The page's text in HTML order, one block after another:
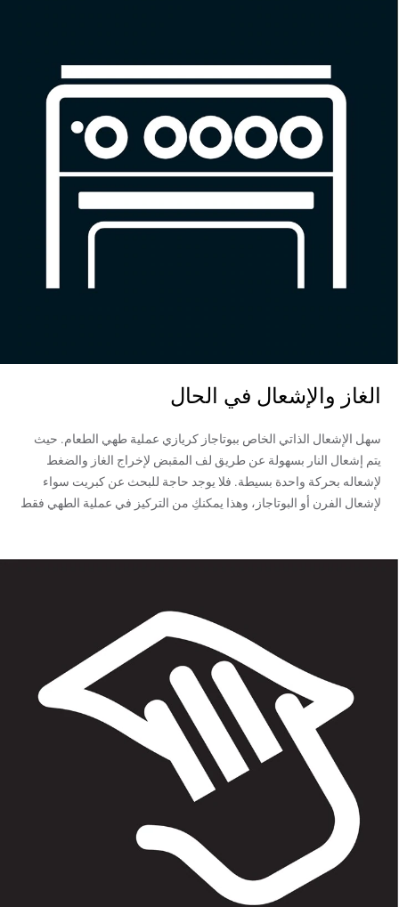
الغاز والإشعال في الحال
سهل الإشعال الذاتي الخاص ببوتاجاز كريازي عملية طهي الطعام. حيث
يتم إشعال النار بسهولة عن طريق لف المقبض لإخراج الغاز والضغط
لإشعاله بحركة واحدة بسيطة. فلا يوجد حاجة للبحث عن كبريت سواء
لإشعال الفرن أو البوتاجاز، وهذا يمكنكِ من التركيز في عملية الطهي فقط